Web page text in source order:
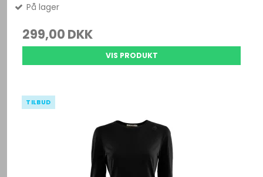
På lager
299,00 DKK
VIS PRODUKT
TILBUD